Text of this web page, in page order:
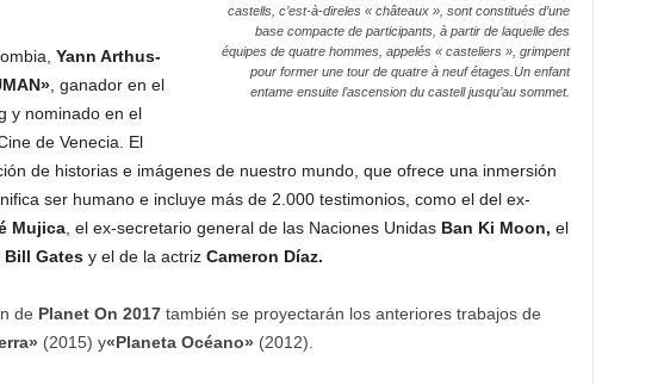
castells, c’est-à-direles « châteaux », sont constitués d’une
base compacte de participants, à partir de laquelle des
équipes de quatre hommes, appelés « casteliers », grimpent
pour former une tour de quatre à neuf étages.Un enfant
entame ensuite l’ascension du castell jusqu’au sommet.
Yann Arthus-
, ganador en el
y nominado en el
de Venecia. El
de historias e imágenes de nuestro mundo, que ofrece una inmersión
ser humano e incluye más de 2.000 testimonios, como el del ex-
Mujica, el ex-secretario general de las Naciones Unidas Ban Ki Moon, el
Bill Gates y el de la actrizCameron Díaz.
de Planet On 2017también se proyectarán los anteriores trabajos de
(2015) y«Planeta Océano» (2012).